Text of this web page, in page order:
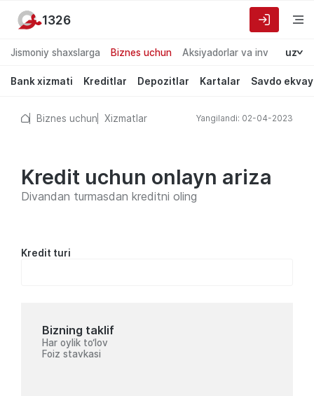
Jismoniy shaxslarga Biznes uchun Aksiyadorlar va investorlarga
uz
Bank xizmati Kreditlar Depozitlar Kartalar Savdo
1326
Biznes uchun Xizmatlar Yangilandi: 02-04-2023
Kredit uchun onlayn ariza
Divandan turmasdan kreditni oling
Kredit turi
Bizning taklif
Har oylik to‘lov
Foiz stavkasi